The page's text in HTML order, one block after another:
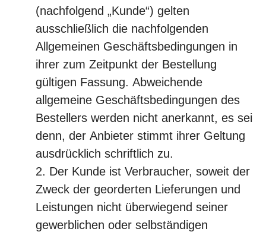
(nachfolgend „Kunde“) gelten
ausschließlich die nachfolgenden
Allgemeinen Geschäftsbedingungen in
ihrer zum Zeitpunkt der Bestellung
gültigen Fassung. Abweichende
allgemeine Geschäftsbedingungen des
Bestellers werden nicht anerkannt, es sei
denn, der Anbieter stimmt ihrer Geltung
ausdrücklich schriftlich zu.
Der Kunde ist Verbraucher, soweit der
Zweck der georderten Lieferungen und
Leistungen nicht überwiegend seiner
gewerblichen oder selbständigen